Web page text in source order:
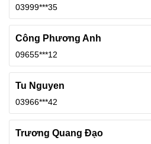
03999***35
Công Phương Anh
09655***12
Tu Nguyen
03966***42
Trương Quang Đạo